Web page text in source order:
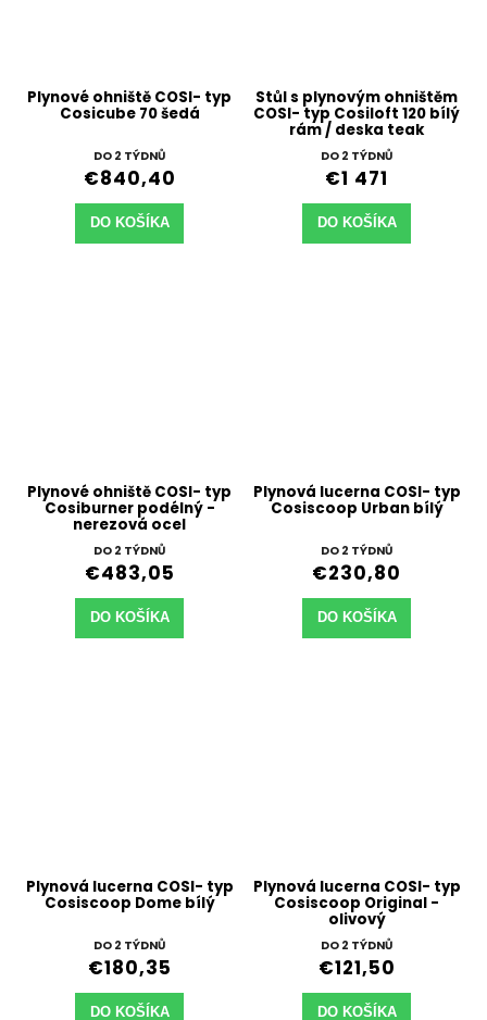
Plynové ohniště COSI- typ
Cosicube 70 šedá
DO 2 TÝDNŮ
€840,40
DO KOŠÍKA
Stůl s plynovým ohništěm
COSI- typ Cosiloft 120 bílý
rám / deska teak
DO 2 TÝDNŮ
€1 471
DO KOŠÍKA
Plynové ohniště COSI- typ
Cosiburner podélný -
nerezová ocel
DO 2 TÝDNŮ
€483,05
DO KOŠÍKA
Plynová lucerna COSI- typ
Cosiscoop Urban bílý
DO 2 TÝDNŮ
€230,80
DO KOŠÍKA
Plynová lucerna COSI- typ
Cosiscoop Dome bílý
DO 2 TÝDNŮ
€180,35
DO KOŠÍKA
Plynová lucerna COSI- typ
Cosiscoop Original -
olivový
DO 2 TÝDNŮ
€121,50
DO KOŠÍKA